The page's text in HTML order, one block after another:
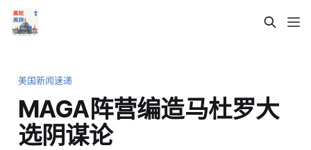
美国新闻速递
MAGA阵营编造马杜罗大
选阴谋论